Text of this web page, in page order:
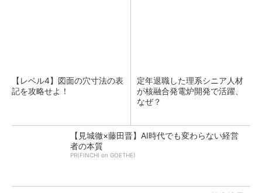
【レベル4】図面の穴寸法の表
記を攻略せよ！
定年退職した理系シニア人材
が核融合発電炉開発で活躍、
なぜ？
【見城徹×藤田晋】AI時代でも変わらない経営
者の本質
PR(FINCHI on GOETHE)